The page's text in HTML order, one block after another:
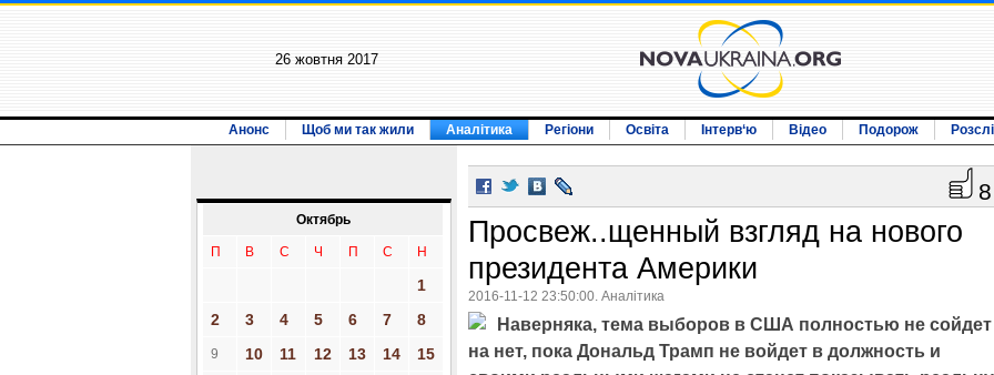
26 жовтня 2017
Анонс Щоб ми так жили Аналітика Регіони Освіта Інтерв‘ю Відео Подорож
Октябрь
П В С Ч П С Н
1
2
3 4 5 6 7 8
9 10 11 12 13 14
15
8
Просвеж..щенный взгляд на нового
президента Америки
2016-11-12 23:50:00. Аналітика
Наверняка, тема выборов в США полностью не сойдет
на нет, пока Дональд Трамп не войдет в должность и